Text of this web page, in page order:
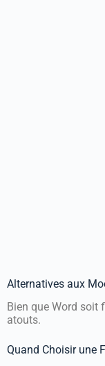
Alternatives aux
Bien que Word soit
atouts.
Quand Choisir une